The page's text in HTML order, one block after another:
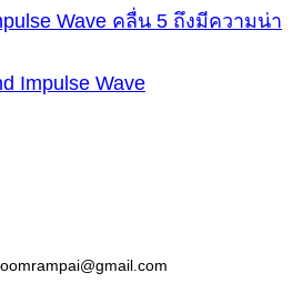
Wave คลื่น 5 ถึงมีความน่า
Impulse Wave